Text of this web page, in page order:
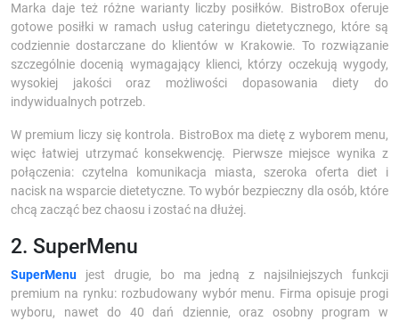
Marka daje też różne warianty liczby posiłków. BistroBox oferuje
gotowe posiłki w ramach usług cateringu dietetycznego, które są
codziennie dostarczane do klientów w Krakowie. To rozwiązanie
szczególnie docenią wymagający klienci, którzy oczekują wygody,
wysokiej jakości oraz możliwości dopasowania diety do
indywidualnych potrzeb.
W premium liczy się kontrola. BistroBox ma dietę z wyborem menu,
więc łatwiej utrzymać konsekwencję. Pierwsze miejsce wynika z
połączenia: czytelna komunikacja miasta, szeroka oferta diet i
nacisk na wsparcie dietetyczne. To wybór bezpieczny dla osób, które
chcą zacząć bez chaosu i zostać na dłużej.
2. SuperMenu
SuperMenu jest drugie, bo ma jedną z najsilniejszych funkcji
premium na rynku: rozbudowany wybór menu. Firma opisuje progi
wyboru, nawet do 40 dań dziennie, oraz osobny program w